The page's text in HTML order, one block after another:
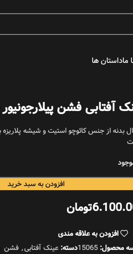
جونیور
ماداستان ها
آفتابی فشن پیلارجونیور
بدنه از جنس کائوچو استیت و شیشه پلاریزه
افزودن به سبد خرید
تومان
افزودن به علاقه مندی
محصول: 15065دسته: عینک آفتابی, فشن